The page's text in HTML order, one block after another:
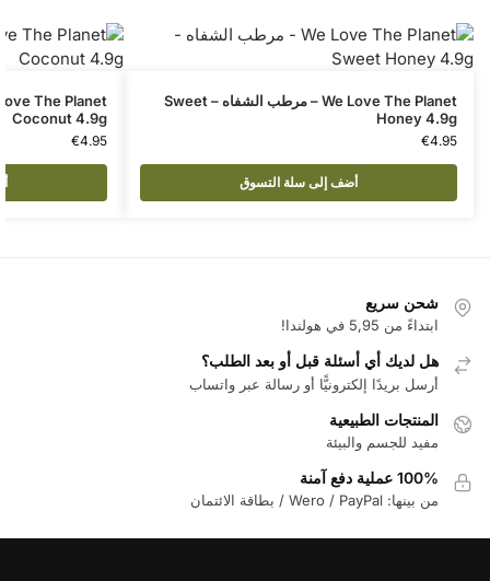
We Love The Planet – مرطب الشفاه – Sweet
Honey 4.9g
€4.95
أضف إلى سلة التسوق
Coconut 4.9g
€4.95
شحن سريع
ابتداءً من 5,95 في هولندا!
هل لديك أي أسئلة قبل أو بعد الطلب؟
أرسل بريدًا إلكترونيًّا أو رسالة عبر واتساب
المنتجات الطبيعية
مفيد للجسم والبيئة
100% عملية دفع آمنة
من بينها: Wero / PayPal / بطاقة الائتمان